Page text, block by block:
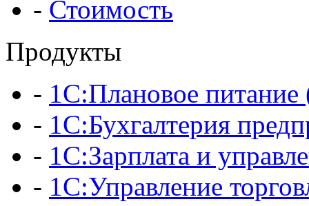
- Стоимость
Продукты
- 1С:Плановое
- 1С:Бухгалтерия
- 1С:Зарплата и
- 1С:Управление